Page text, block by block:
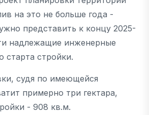
на это не больше года -
представить к концу 2025-
надлежащие инженерные
старта стройки.
судя по имеющейся
примерно три гектара,
- 908 кв.м.